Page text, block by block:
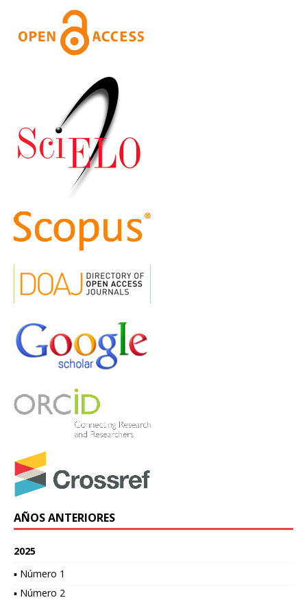
AÑOS ANTERIORES
2025
▪ Número 1
▪ Número 2